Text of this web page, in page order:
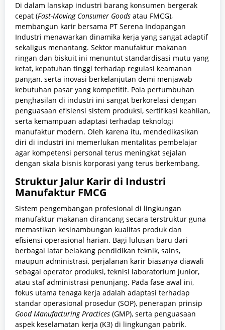
Di dalam lanskap industri barang konsumen bergerak
cepat (Fast-Moving Consumer Goods atau FMCG),
membangun karir bersama PT Serena Indopangan
Industri menawarkan dinamika kerja yang sangat adaptif
sekaligus menantang. Sektor manufaktur makanan
ringan dan biskuit ini menuntut standardisasi mutu yang
ketat, kepatuhan tinggi terhadap regulasi keamanan
pangan, serta inovasi berkelanjutan demi menjawab
kebutuhan pasar yang kompetitif. Pola pertumbuhan
penghasilan di industri ini sangat berkorelasi dengan
penguasaan efisiensi sistem produksi, sertifikasi keahlian,
serta kemampuan adaptasi terhadap teknologi
manufaktur modern. Oleh karena itu, mendedikasikan
diri di industri ini memerlukan mentalitas pembelajar
agar kompetensi personal terus meningkat sejalan
dengan skala bisnis korporasi yang terus berkembang.
Struktur Jalur Karir di Industri
Manufaktur FMCG
Sistem pengembangan profesional di lingkungan
manufaktur makanan dirancang secara terstruktur guna
memastikan kesinambungan kualitas produk dan
efisiensi operasional harian. Bagi lulusan baru dari
berbagai latar belakang pendidikan teknik, sains,
maupun administrasi, perjalanan karir biasanya diawali
sebagai operator produksi, teknisi laboratorium junior,
atau staf administrasi penunjang. Pada fase awal ini,
fokus utama tenaga kerja adalah adaptasi terhadap
standar operasional prosedur (SOP), penerapan prinsip
Good Manufacturing Practices (GMP), serta penguasaan
aspek keselamatan kerja (K3) di lingkungan pabrik.